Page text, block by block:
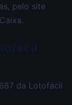
pelo site
da Lotofácil